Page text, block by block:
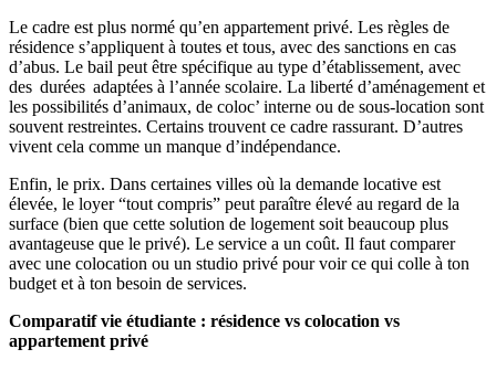
Le cadre est plus normé qu’en appartement privé. Les règles de
résidence s’appliquent à toutes et tous, avec des sanctions en cas
d’abus. Le bail peut être spécifique au type d’établissement, avec
des durées adaptées à l’année scolaire. La liberté d’aménagement et
les possibilités d’animaux, de coloc’ interne ou de sous-location sont
souvent restreintes. Certains trouvent ce cadre rassurant. D’autres
vivent cela comme un manque d’indépendance.
Enfin, le prix. Dans certaines villes où la demande locative est
élevée, le loyer “tout compris” peut paraître élevé au regard de la
surface (bien que cette solution de logement soit beaucoup plus
avantageuse que le privé). Le service a un coût. Il faut comparer
avec une colocation ou un studio privé pour voir ce qui colle à ton
budget et à ton besoin de services.
Comparatif vie étudiante : résidence vs colocation vs
appartement privé